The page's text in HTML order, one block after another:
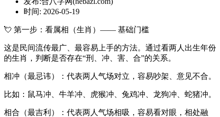
时间: 2026-05-19
💘 第一步：看属相（生肖）—— 基础门槛
这是民间流传最广、最容易上手的方法。通过看两人出生年份
的生肖，判断是否存在“刑、冲、害、合”的关系。
相冲（最忌讳）：代表两人气场对立，容易吵架、意见不合。
比如：鼠马冲、牛羊冲、虎猴冲、兔鸡冲、龙狗冲、蛇猪冲。
相合（最吉利）：代表两人气场相吸，容易看对眼，相处融